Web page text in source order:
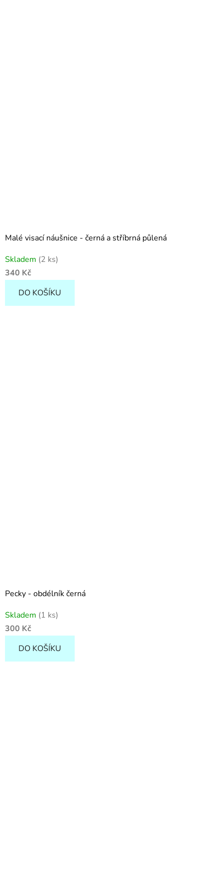
Malé visací náušnice - černá a stříbrná půlená
Skladem (2 ks)
340 Kč
DO KOŠÍKU
Pecky - obdélník černá
Skladem (1 ks)
300 Kč
DO KOŠÍKU